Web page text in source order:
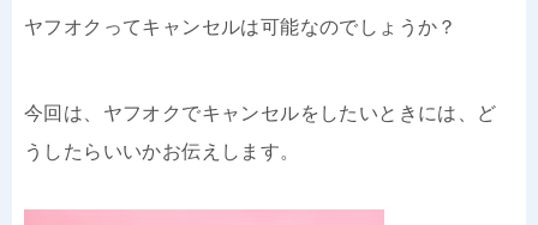
ヤフオクってキャンセルは可能なのでしょうか？
今回は、ヤフオクでキャンセルをしたいときには、ど
うしたらいいかお伝えします。